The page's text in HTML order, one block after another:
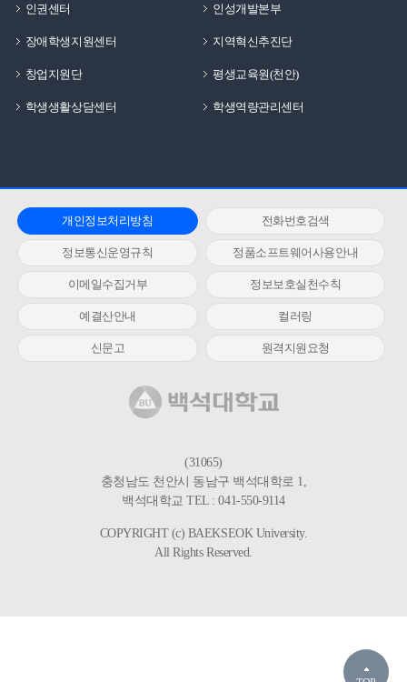
인권센터 인성개발본부
장애학생지원센터 지역혁신추진단
창업지원단 평생교육원(천안)
학생생활상담센터 학생역량관리센터
개인정보처리방침 전화번호검색
정보통신운영규칙 정품소프트웨어사용안내
이메일수집거부 정보보호실천수칙
예결산안내 컬러링
신문고 원격지원요청
(31065)
충청남도 천안시 동남구 백석대학로 1,
백석대학교 TEL : 041-550-9114
COPYRIGHT (c) BAEKSEOK University.
All Rights Reserved.